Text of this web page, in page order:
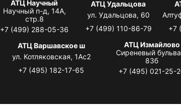
АТЦ Научный
Научный п-д, 14А,
стр.8
+7 (499) 288-05-36
АТЦ Удальцова
ул. Удальцова, 60
+7 (499) 110-86-79
+7
АТЦ Варшавское ш
ул. Котляковская, 1Ас2
+7 (495) 182-17-65
АТЦ Измайлово
Сиреневый
83б
+7 (495) 021-25-